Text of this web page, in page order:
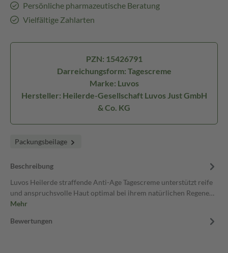
Persönliche pharmazeutische Beratung
Vielfältige Zahlarten
PZN: 15426791
Darreichungsform: Tagescreme
Marke: Luvos
Hersteller: Heilerde-Gesellschaft Luvos Just GmbH
& Co. KG
Packungsbeilage
Beschreibung
Luvos Heilerde straffende Anti-Age Tagescreme unterstützt reife
und anspruchsvolle Haut optimal bei ihrem natürlichen Regene…
Mehr
Bewertungen